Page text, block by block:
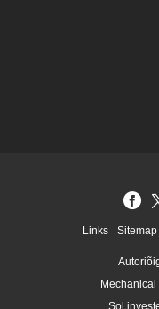
Links Sitemap
Sol